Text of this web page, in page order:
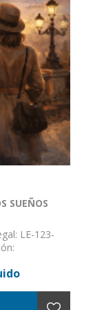
SUEÑOS
LE-123-
de su